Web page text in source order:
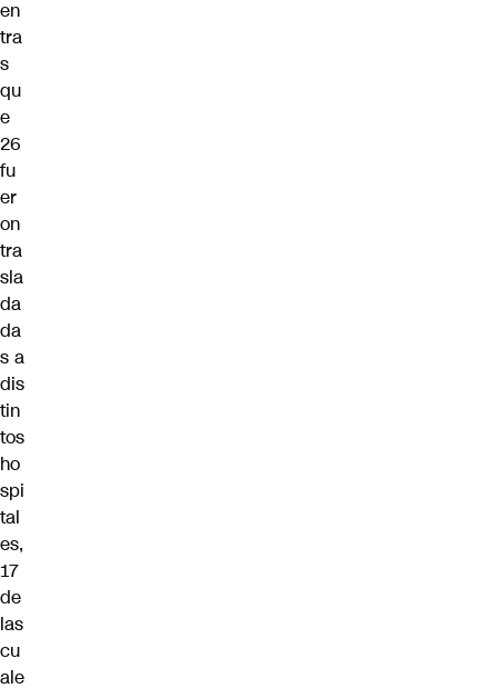
en
tra
s
qu
e
26
fu
er
on
tra
sla
da
da
s a
dis
tin
tos
ho
spi
tal
es,
17
de
las
cu
ale